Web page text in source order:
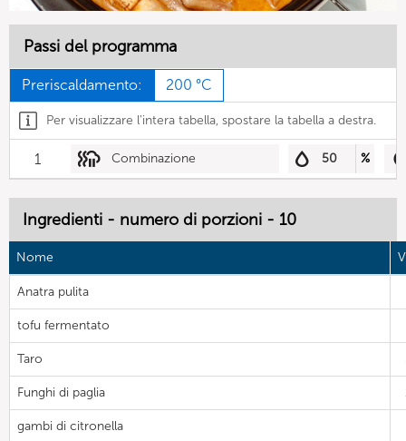
Passi del programma
Preriscaldamento: 200 °C
Per visualizzare l'intera tabella, spostare la tabella a destra.
1 Combinazione 50 %
Ingredienti - numero di porzioni - 10
Nome
Anatra pulita
tofu fermentato
Taro
Funghi di paglia
gambi di citronella